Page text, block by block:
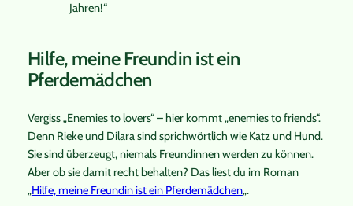
Jahren!“
Hilfe, meine Freundin ist ein
Pferdemädchen
Vergiss „Enemies to lovers“ – hier kommt „enemies to friends“.
Denn Rieke und Dilara sind sprichwörtlich wie Katz und Hund.
Sie sind überzeugt, niemals Freundinnen werden zu können.
Aber ob sie damit recht behalten? Das liest du im Roman
„Hilfe, meine Freundin ist ein Pferdemädchen„.